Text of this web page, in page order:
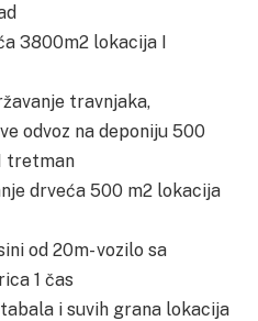
3800m2 lokacija I
travnjaka,
odvoz na deponiju 500
tretman
drveća 500 m2 lokacija
od 20m- vozilo sa
1 čas
i suvih grana lokacija